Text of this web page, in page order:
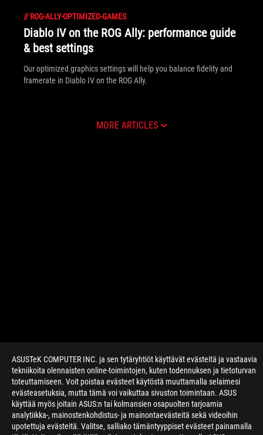
ASUSTeK COMPUTER INC. ja sen tytäryhtiöt käyttävät evästeitä ja vastaavia
tekniikoita olennaisten online-toimintojen, kuten todennuksen ja tietoturvan
toteuttamiseen. Voit poistaa evästeet käytöstä muuttamalla selaimesi
evästeasetuksia, mutta tämä voi vaikuttaa sivuston toimintaan. ASUS
käyttää myös joitain ASUS:n tai kolmansien osapuolten tarjoamia
analytiikka-, mainostenkohdistus- ja mainontaevästeitä sekä videoihin
upotettuja evästeitä. Valitse, salliako tämäntyyppiset evästeet painamalla
// ROG-ALLY-OPTIMIZED-GAMES
Diablo IV on the ROG Ally: performance guide
& best settings
Our optimized graphics settings will help you balance fidelity and
framerate in Diablo IV on the ROG Ally.
MORE ARTICLES
> GAMING ROG ALLY OPTIMIZED GAMES
HANKI UUSIMMAT TARJOUKSET JA PALJON MUUTA
SIGN UP